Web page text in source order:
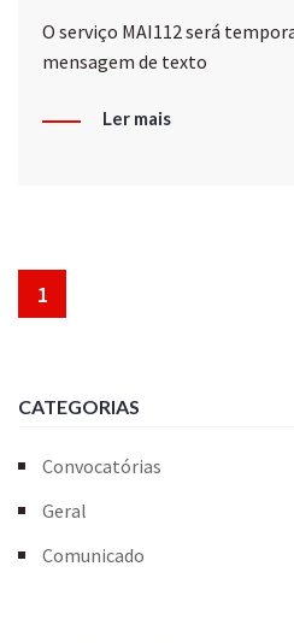
O serviço MAI112 será
mensagem de texto
Ler mais
1
CATEGORIAS
Convocatórias
Geral
Comunicado